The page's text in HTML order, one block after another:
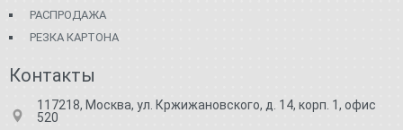
РАСПРОДАЖА
РЕЗКА КАРТОНА
Контакты
117218, Москва, ул. Кржижановского, д. 14, корп. 1, офис
520